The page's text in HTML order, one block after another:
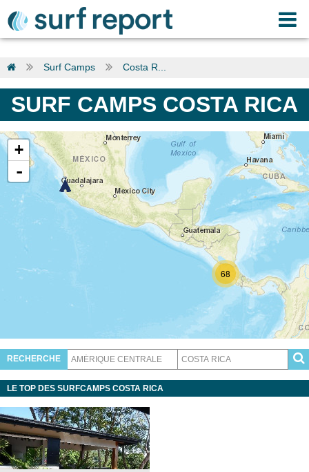
Surf Camps Costa R...
SURF CAMPS COSTA RICA
68
+
-
RECHERCHE
LE TOP DES SURFCAMPS COSTA RICA